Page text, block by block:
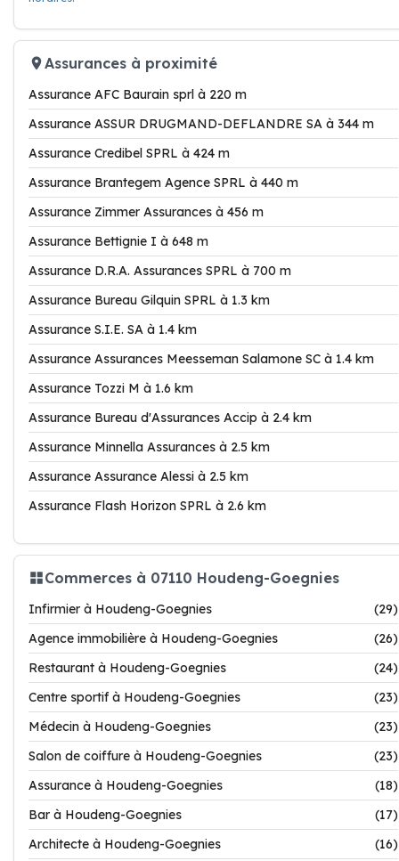
Assurances à proximité
Assurance AFC Baurain sprl à 220 m
Assurance ASSUR DRUGMAND-DEFLANDRE SA à 344 m
Assurance Credibel SPRL à 424 m
Assurance Brantegem Agence SPRL à 440 m
Assurance Zimmer Assurances à 456 m
Assurance Bettignie I à 648 m
Assurance D.R.A. Assurances SPRL à 700 m
Assurance Bureau Gilquin SPRL à 1.3 km
Assurance S.I.E. SA à 1.4 km
Assurance Assurances Meesseman Salamone SC à 1.4 km
Assurance Tozzi M à 1.6 km
Assurance Bureau d'Assurances Accip à 2.4 km
Assurance Minnella Assurances à 2.5 km
Assurance Assurance Alessi à 2.5 km
Assurance Flash Horizon SPRL à 2.6 km
Commerces à 07110 Houdeng-Goegnies
Infirmier à Houdeng-Goegnies
(29)
Agence immobilière à Houdeng-Goegnies
(26)
Restaurant à Houdeng-Goegnies
(24)
Centre sportif à Houdeng-Goegnies
(23)
Médecin à Houdeng-Goegnies
(23)
Salon de coiffure à Houdeng-Goegnies
(23)
Assurance à Houdeng-Goegnies
(18)
Bar à Houdeng-Goegnies
(17)
Architecte à Houdeng-Goegnies
(16)